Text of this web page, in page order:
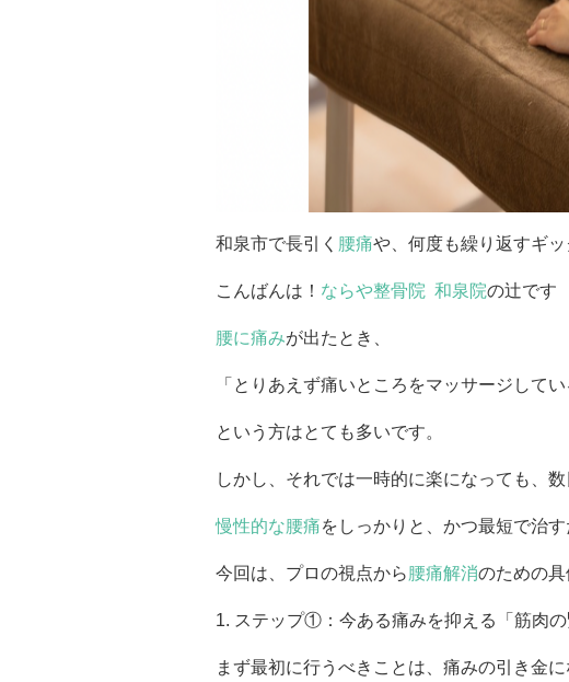
和泉市で長引く 腰痛や、何度も繰り返すギ
こんばんは！ ならや整骨院 和泉院の辻です
腰に痛みが出たとき、
「とりあえず痛いところをマッサージして
という方はとても多いです。
しかし、それでは一時的に楽になっても、
慢性的な腰痛をしっかりと、かつ最短で治
今回は、プロの視点から 腰痛解消のための
1. ステップ①：今ある痛みを抑える「筋肉の
まず最初に行うべきことは、痛みの引き金